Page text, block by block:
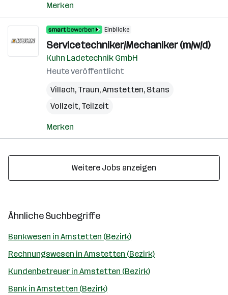
Merken
Einblicke
Servicetechniker/Mechaniker (m/w/d)
Kuhn Ladetechnik GmbH
Heute veröffentlicht
Villach, Traun,Amstetten, Stans
Vollzeit, Teilzeit
Merken
Weitere Jobs anzeigen
Ähnliche Suchbegriffe
Bankwesen in Amstetten (Bezirk)
Rechnungswesen in Amstetten (Bezirk)
Kundenbetreuer in Amstetten (Bezirk)
Bank in Amstetten (Bezirk)